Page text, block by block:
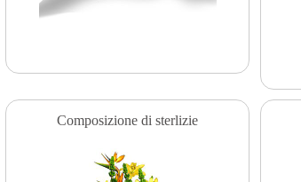
Composizione di sterlizie